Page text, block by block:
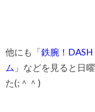
他にも「鉄腕！DASH
ム 」などを見ると日
た(;＾＾)